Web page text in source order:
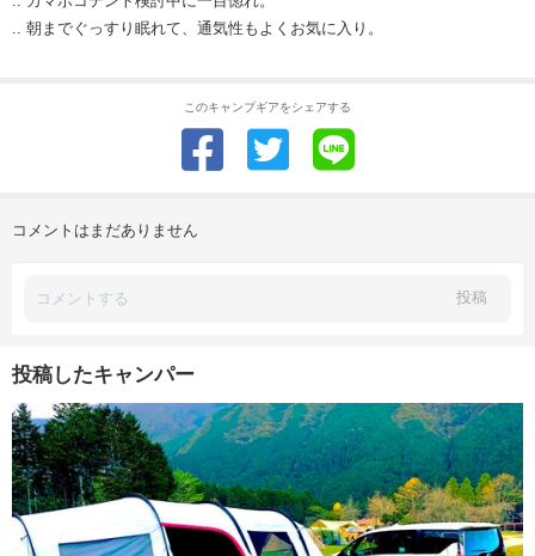
.. 朝までぐっすり眠れて、通気性もよくお気に入り。
このキャンプギアをシェアする
コメントはまだありません
投稿
投稿したキャンパー